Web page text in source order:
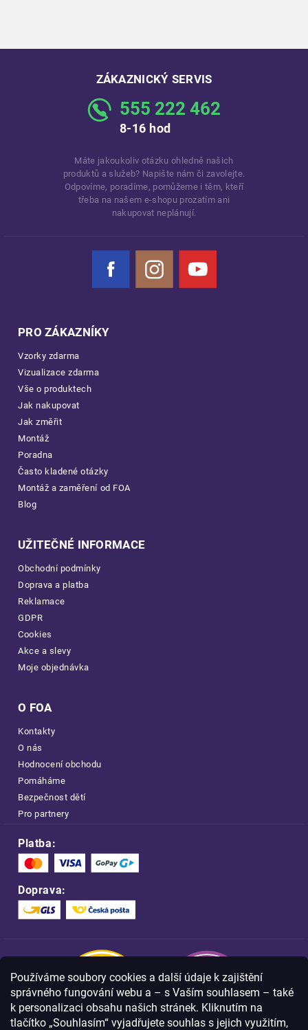
Používáme soubory cookies a další údaje k zajištění
správného fungování webu a – s Vaším souhlasem – také
k personalizaci obsahu našich stránek. Kliknutím na
tlačítko „Souhlasím“ vyjadřujete souhlas s jejich využitím,
ZÁKAZNICKÝ SERVIS
555 222 462
8-16 hod
Máte jakoukoliv otázku ohledně našich
produktů a služeb? Napište nám či zavolejte.
Odpovíme, poradíme, pomůžeme i těm, kteří
třeba na našem e-shopu prozatím ani
nakupovat neplánují.
Facebook Instagram YouTube
PRO ZÁKAZNÍKY
Vzorky zdarma
Vizualizace zdarma
Vše o produktech
Jak nakupovat
Jak změřit
Montáž
Poradna
Často kladené otázky
Montáž a zaměření od FOA
Blog
UŽITEČNÉ INFORMACE
Obchodní podmínky
Doprava a platba
Reklamace
GDPR
Cookies
Akce a slevy
Moje objednávka
O FOA
Kontakty
O nás
Hodnocení obchodu
Pomáháme
Bezpečnost dětí
Pro partnery
Platba:
Doprava: